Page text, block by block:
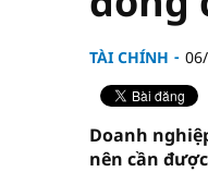
TÀI CHÍNH
Doanh
nên cần